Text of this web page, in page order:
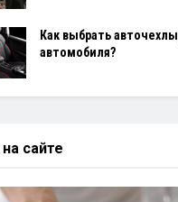
Как выбрать
автомобиля?
сайте